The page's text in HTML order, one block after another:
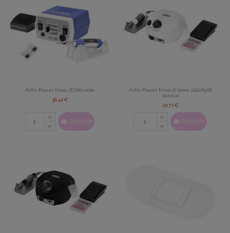
Activ Power fresa JD700 viola
36,42 €
Acquista
Activ Power fresa di base J202 65W
bianco
22,77 €
Acquista